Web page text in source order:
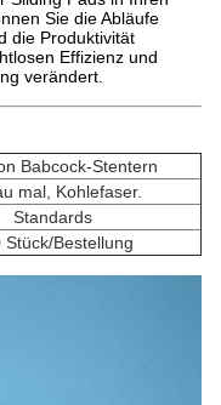
Sie die Abläufe
die Produktivität
Effizienz und
verändert.
Babcock-Stentern
mal, Kohlefaser.
Standards
Stück/Bestellung